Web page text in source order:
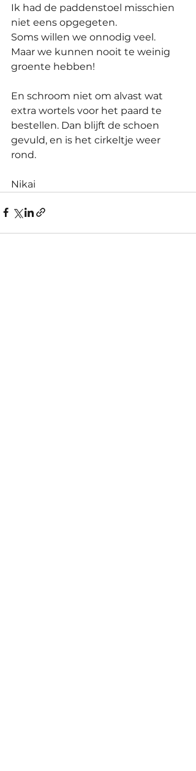
Ik had de paddenstoel misschien
niet eens opgegeten.
Soms willen we onnodig veel.
Maar we kunnen nooit te weinig
groente hebben!
En schroom niet om alvast wat
extra wortels voor het paard te
bestellen. Dan blijft de schoen
gevuld, en is het cirkeltje weer
rond.
Nikai